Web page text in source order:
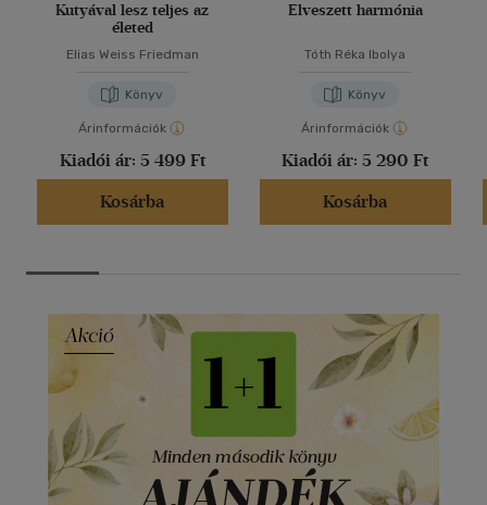
Kutyával lesz teljes az
életed
Elias Weiss Friedman
Könyv
Árinformációk
Kiadói ár: 5 499 Ft
Kosárba
Elveszett harmónia
Tóth Réka Ibolya
Könyv
Árinformációk
Kiadói ár: 5 290 Ft
Kosárba